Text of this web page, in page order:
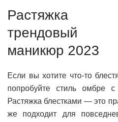
Растяжка
трендовый
маникюр 2023
Если вы хотите что-то
попробуйте стиль омбре
Растяжка блестками — это
же подходит для